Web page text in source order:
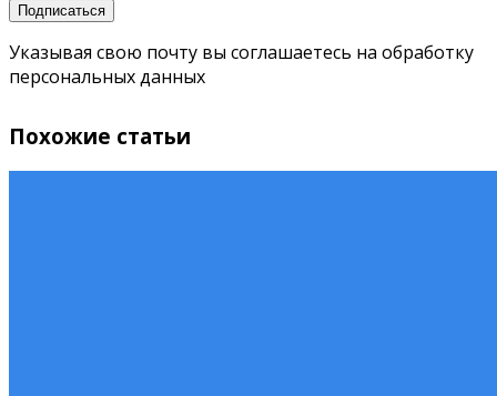
Подписаться
Указывая свою почту вы соглашаетесь на обработку
персональных данных
Похожие статьи